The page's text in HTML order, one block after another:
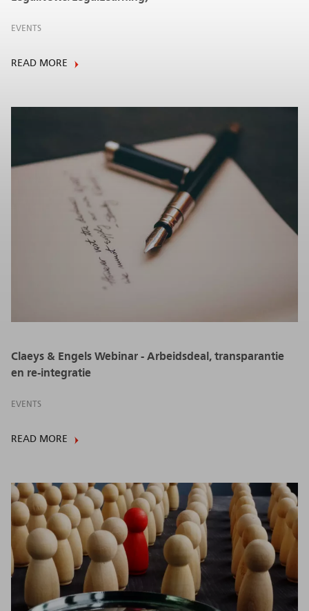
EVENTS
READ MORE
Claeys & Engels Webinar - Arbeidsdeal, transparantie
en re-integratie
EVENTS
READ MORE